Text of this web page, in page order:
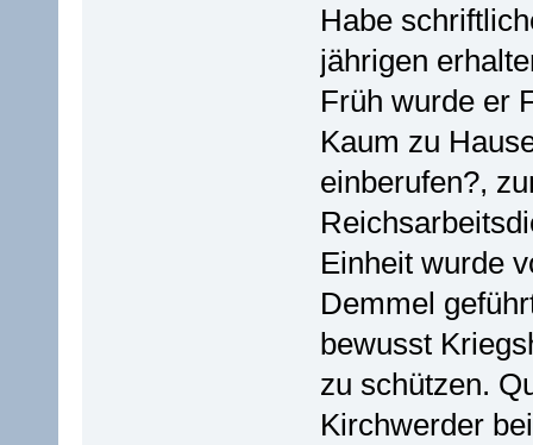
Habe
jährigen
Früh wurde er
Kaum zu
einberufen?,
Einheit wurde
Demmel
bewusst
zu schützen.
Kirchwerder